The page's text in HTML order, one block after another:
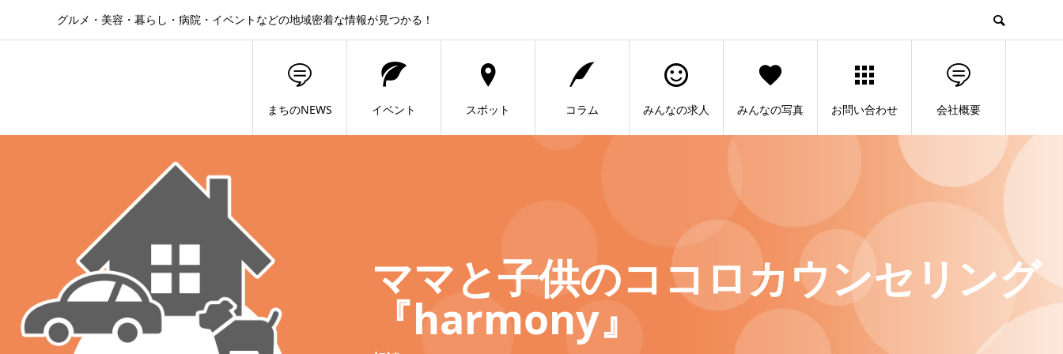
グルメ・美容・暮らし・病院・イベントなどの地域密着な情報が見つかる！
まちのNEWS イベント スポット コラム みんなの求人 みんなの写真 お問い合わせ 会社概要
ママと子供のココロカウンセリング
『harmony』